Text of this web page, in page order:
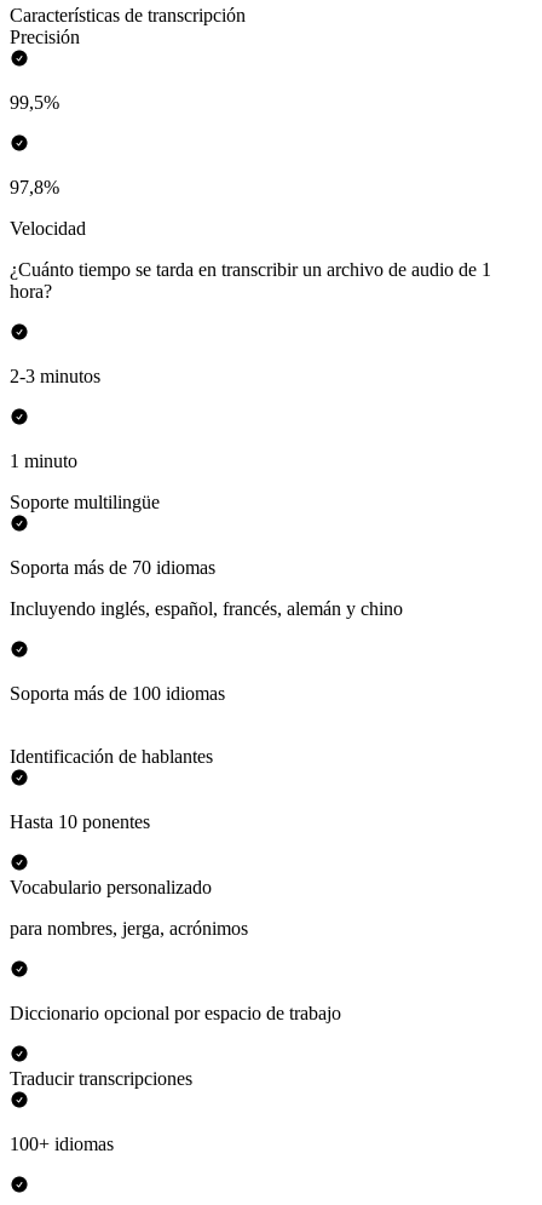
Características de transcripción
Precisión
99,5%
97,8%
Velocidad
¿Cuánto tiempo se tarda en transcribir un archivo de audio de 1
hora?
2-3 minutos
1 minuto
Soporte multilingüe
Soporta más de 70 idiomas
Incluyendo inglés, español, francés, alemán y chino
Soporta más de 100 idiomas
Identificación de hablantes
Hasta 10 ponentes
Vocabulario personalizado
para nombres, jerga, acrónimos
Diccionario opcional por espacio de trabajo
Traducir transcripciones
100+ idiomas